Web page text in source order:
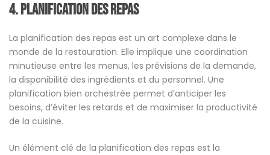
4. Planification des Repas
La planification des repas est un art complexe dans le
monde de la restauration. Elle implique une coordination
minutieuse entre les menus, les prévisions de la demande,
la disponibilité des ingrédients et du personnel. Une
planification bien orchestrée permet d’anticiper les
besoins, d’éviter les retards et de maximiser la productivité
de la cuisine.
Un élément clé de la planification des repas est la